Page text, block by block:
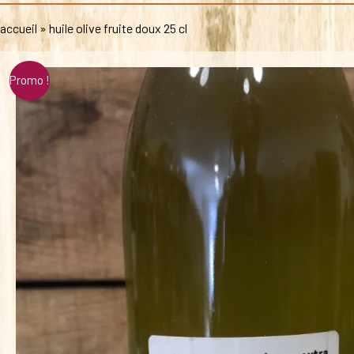
accueil »huile olive fruite doux 25 cl
Promo !